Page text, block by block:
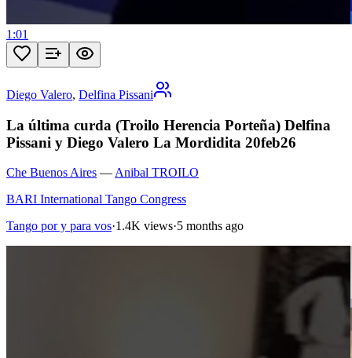
1:01
Diego Valero, Delfina Pissani
La última curda (Troilo Herencia Porteña) Delfina
Pissani y Diego Valero La Mordidita 20feb26
Che Buenos Aires — Anibal TROILO
BARI International Tango Congress
Tango por y para vos·1.4K views·5 months ago